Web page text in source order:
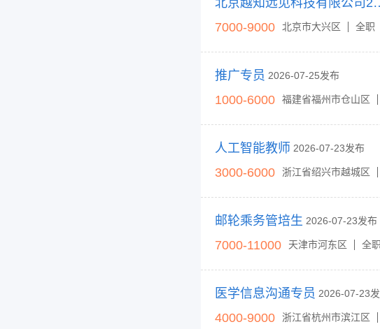
北京越知远见科技
7000-9000 北京市大兴区 全职
推广专员 2026-07-25发布
1000-6000 福建省福州市仓山区
人工智能教师 2026-07-23发布
3000-6000 浙江省绍兴市越城区
邮轮乘务管培生 2026-07-23发布
7000-11000 天津市河东区 全职
医学信息沟通专员 2026-07-23
4000-9000 浙江省杭州市滨江区